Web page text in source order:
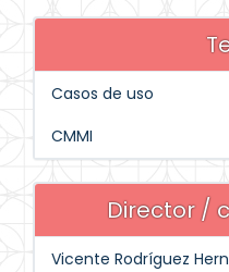
Casos de uso
CMMI
Director /
Vicente Rodríguez